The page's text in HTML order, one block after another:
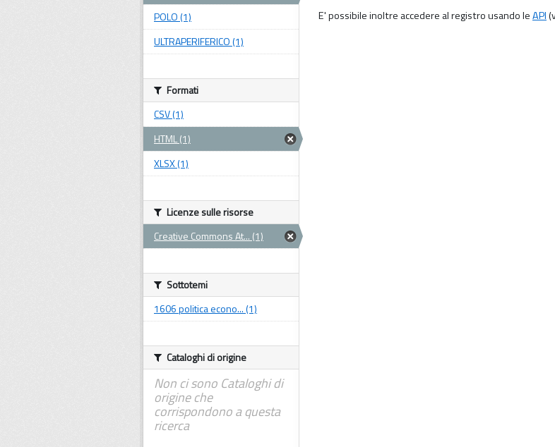
E' possibile inoltre accedere al registro usando leAPI
POLO (1)
ULTRAPERIFERICO (1)
Formati
CSV (1)
HTML (1)
XLSX (1)
Licenze sulle risorse
Creative Commons At... (1)
Sottotemi
1606 politica econo... (1)
Cataloghi di origine
Non ci sono Cataloghi di
origine che
corrispondono a questa
ricerca